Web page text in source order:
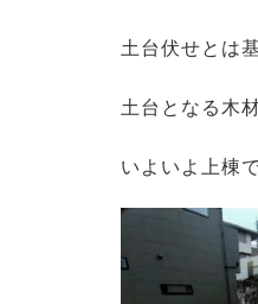
土台伏せとは
土台となる木
いよいよ上棟